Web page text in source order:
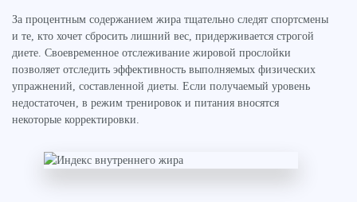
За процентным содержанием жира тщательно следят спортсмены
и те, кто хочет сбросить лишний вес, придерживается строгой
диете. Своевременное отслеживание жировой прослойки
позволяет отследить эффективность выполняемых физических
упражнений, составленной диеты. Если получаемый уровень
недостаточен, в режим тренировок и питания вносятся
некоторые корректировки.